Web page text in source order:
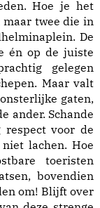
Hoe je het
twee die in
De
én op de juiste
gelegen
Maar valt
gaten,
ander. Schande
voor de
lachen. Hoe
toeristen
bovendien
om! Blijft over